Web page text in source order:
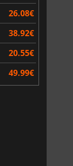
26.08€
38.92€
20.55€
49.99€